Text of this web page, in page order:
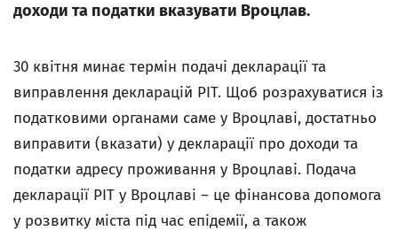
доходи та податки вказувати Вроцлав.
30 квітня минає термін подачі декларації та
виправлення декларацій PIT. Щоб розрахуватися із
податковими органами саме у Вроцлаві, достатньо
виправити (вказати) у декларації про доходи та
податки адресу проживання у Вроцлаві. Подача
декларації PIT у Вроцлаві – це фінансова допомога
у розвитку міста під час епідемії, а також